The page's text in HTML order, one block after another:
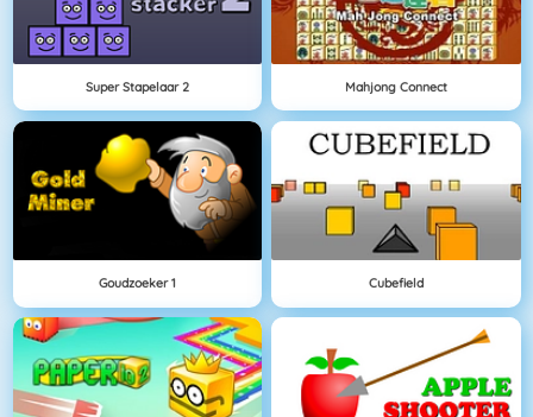
Super Stapelaar 2 Mahjong Connect
Goudzoeker 1 Cubefield